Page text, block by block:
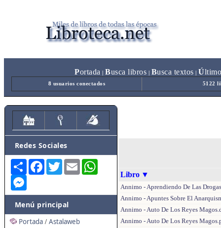
Portada Busca libros Busca textos Ú
8 usuarios conectados 5122
Redes Sociales
Share FacebookTwitterEmail
Menú principal
Portada / Astalaweb
Libro ▼
Annimo - Aprendiendo De Las
Annimo - Apuntes Sobre El
Annimo - Auto De Los Reyes
Annimo - Auto De Los Reyes